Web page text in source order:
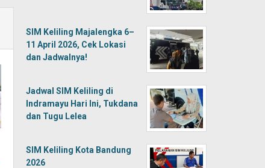
SIM Keliling Majalengka 6–
11 April 2026, Cek Lokasi
dan Jadwalnya!
Jadwal SIM Keliling di
Indramayu Hari Ini, Tukdana
dan Tugu Lelea
SIM Keliling Kota Bandung
2026